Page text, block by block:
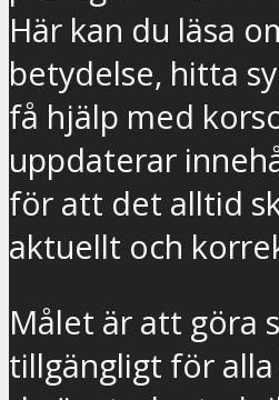
Här kan du läsa
betydelse, hitta
få hjälp med
uppdaterar
för att det alltid
aktuellt och
Målet är att göra
tillgängligt för